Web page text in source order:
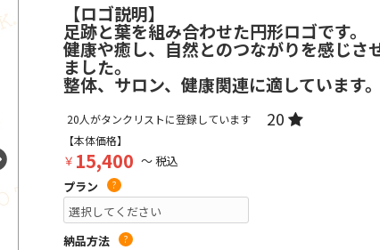
【ロゴ説明】
足跡と葉を組み合わせた円形ロゴです。
健康や癒し、自然とのつながりを感じさ
ました。
整体、サロン、健康関連に適しています。
20人がタンクリストに登録しています 20
【本体価格】
￥ 15,400 ～ 税込
プラン
?
納品方法 ?